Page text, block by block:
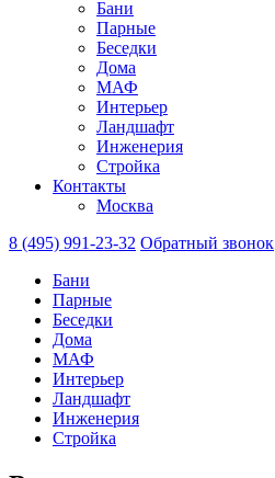
Бани
Парные
Беседки
Дома
МАФ
Интерьер
Ландшафт
Инженерия
Стройка
Контакты
Москва
8 (495) 991-23-32 Обратный звонок
Бани
Парные
Беседки
Дома
МАФ
Интерьер
Ландшафт
Инженерия
Стройка